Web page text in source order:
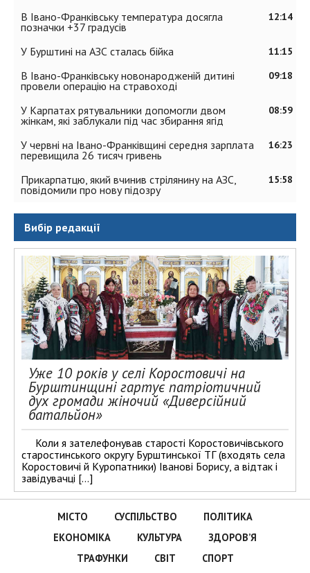
12:14
В Івано-Франківську температура досягла
позначки +37 градусів
11:15
У Бурштині на АЗС сталась бійка
09:18
В Івано-Франківську новонародженій дитині
провели операцію на стравоході
08:59
У Карпатах рятувальники допомогли двом
жінкам, які заблукали під час збирання ягід
16:23
У червні на Івано-Франківщині середня зарплата
перевищила 26 тисяч гривень
15:58
Прикарпатцю, який вчинив стрілянину на АЗС,
повідомили про нову підозру
Вибір редакції
Уже 10 років у селі Коростовичі на
Бурштинщині гартує патріотичний
дух громади жіночий «Диверсійний
батальйон»
Коли я зателефонував старості Коростовичівського
старостинського округу Бурштинської ТГ (входять села
Коростовичі й Куропатники) Іванові Борису, а відтак і
завідувачці […]
МІСТО СУСПІЛЬСТВО
ПОЛІТИКА
ЕКОНОМІКА
КУЛЬТУРА
ЗДОРОВ’Я
ТРАФУНКИ
СВІТ
СПОРТ